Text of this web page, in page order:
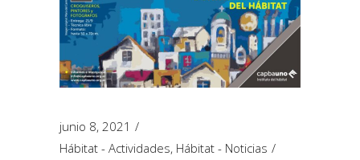
junio 8, 2021
Hábitat - Actividades, Hábitat - Noticias